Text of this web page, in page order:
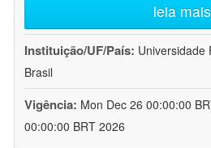
leia mais
Instituição/UF/País: Universidade
Brasil
Vigência: Mon Dec 26 00:00:00
00:00:00 BRT 2026